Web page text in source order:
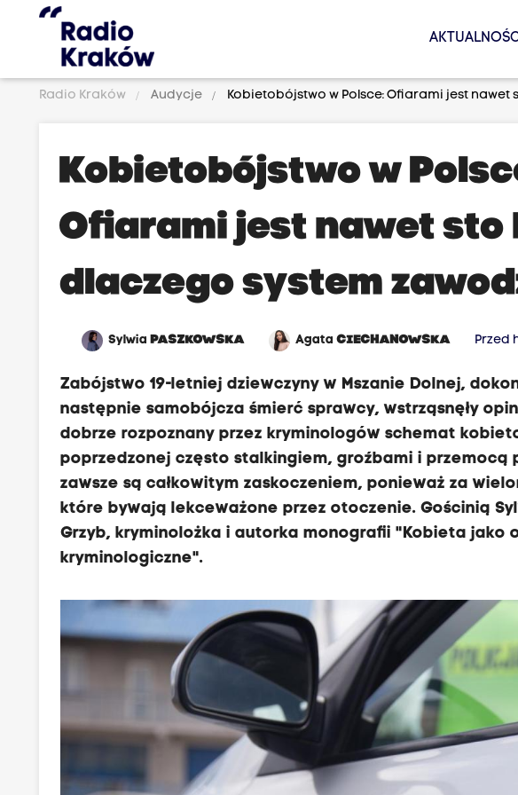
Radio Kraków Audycje Kobietobójstwo w Polsce: Ofiarami jest
Kobietobójstwo w
Ofiarami jest nawet sto
dlaczego system
SylwiaPASZKOWSKA AgataCIECHANOWSKA Przed
Zabójstwo 19-letniej dziewczyny w Mszanie Dolnej,
następnie samobójcza śmierć sprawcy, wstrząsnęły
dobrze rozpoznany przez kryminologów schemat
poprzedzonej często stalkingiem, groźbami i przemocą
zawsze są całkowitym zaskoczeniem, ponieważ za
które bywają lekceważone przez otoczenie. Gościnią
Grzyb, kryminolożka i autorka monografii "Kobieta jako
kryminologiczne".